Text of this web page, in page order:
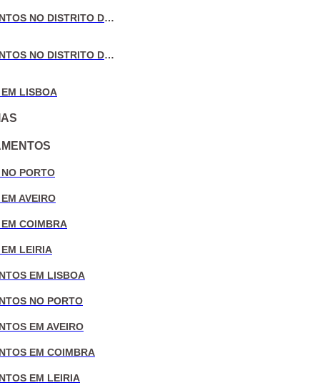
VENDA DE APARTAMENTOS NO DISTRITO DE COIMBRA
VENDA DE APARTAMENTOS NO DISTRITO DE LEIRIA
LISBOA
PORTO
AVEIRO
COIMBRA
LEIRIA
EM LISBOA
NO PORTO
EM AVEIRO
EM COIMBRA
EM LEIRIA